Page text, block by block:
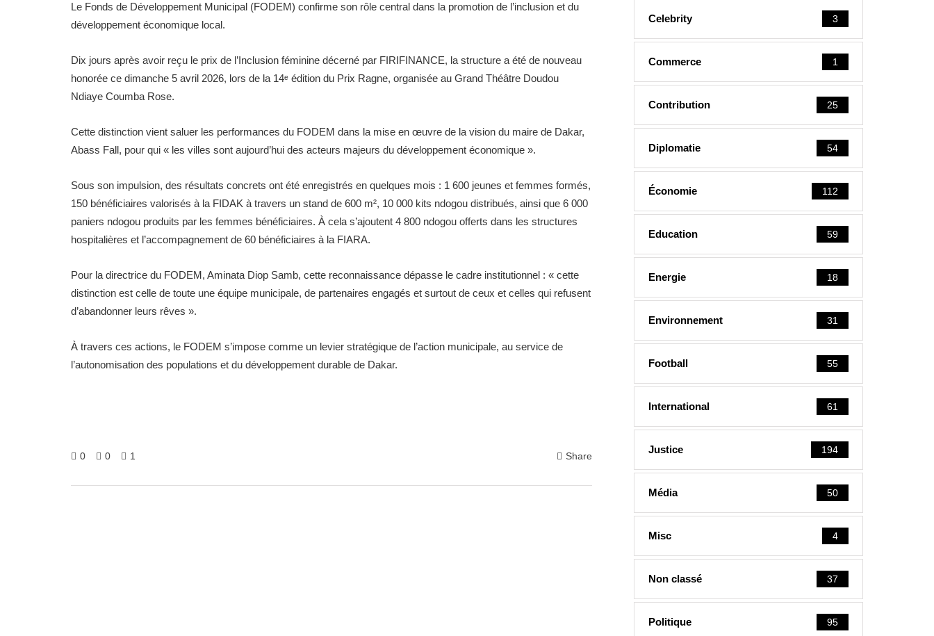
Le Fonds de Développement Municipal (FODEM) confirme son rôle central dans la promotion de l’inclusion et du
développement économique local.
Dix jours après avoir reçu le prix de l’Inclusion féminine décerné par FIRIFINANCE, la structure a été de nouveau
honorée ce dimanche 5 avril 2026, lors de la 14ᵉ édition du Prix Ragne, organisée au Grand Théâtre Doudou
Ndiaye Coumba Rose.
Cette distinction vient saluer les performances du FODEM dans la mise en œuvre de la vision du maire de Dakar,
Abass Fall, pour qui « les villes sont aujourd’hui des acteurs majeurs du développement économique ».
Sous son impulsion, des résultats concrets ont été enregistrés en quelques mois : 1 600 jeunes et femmes formés,
150 bénéficiaires valorisés à la FIDAK à travers un stand de 600 m², 10 000 kits ndogou distribués, ainsi que 6 000
paniers ndogou produits par les femmes bénéficiaires. À cela s’ajoutent 4 800 ndogou offerts dans les structures
hospitalières et l’accompagnement de 60 bénéficiaires à la FIARA.
Pour la directrice du FODEM, Aminata Diop Samb, cette reconnaissance dépasse le cadre institutionnel : « cette
distinction est celle de toute une équipe municipale, de partenaires engagés et surtout de ceux et celles qui refusent
d’abandonner leurs rêves ».
À travers ces actions, le FODEM s’impose comme un levier stratégique de l’action municipale, au service de
l’autonomisation des populations et du développement durable de Dakar.
0 0 1 Share
Celebrity 3
Commerce 1
Contribution 25
Diplomatie 54
Économie 112
Education 59
Energie 18
Environnement 31
Football 55
International 61
Justice 194
Média 50
Misc 4
Non classé 37
Politique 95